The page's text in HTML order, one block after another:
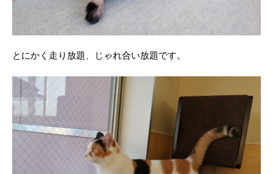
とにかく走り放題、じゃれ合い放題です。